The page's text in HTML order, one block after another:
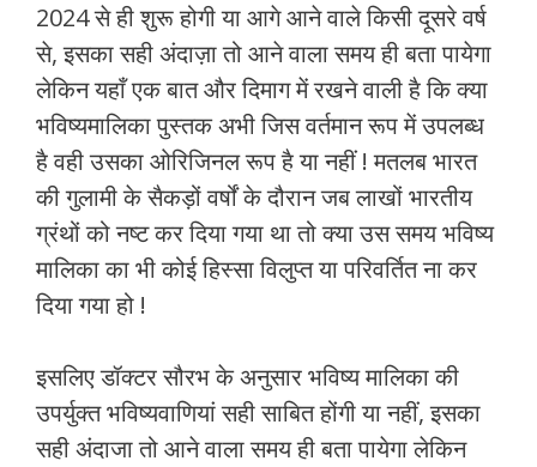
2024 से ही शुरू होगी या आगे आने वाले किसी दूसरे वर्ष
से, इसका सही अंदाज़ा तो आने वाला समय ही बता पायेगा
लेकिन यहाँ एक बात और दिमाग में रखने वाली है कि क्या
भविष्यमालिका पुस्तक अभी जिस वर्तमान रूप में उपलब्ध
है वही उसका ओरिजिनल रूप है या नहीं ! मतलब भारत
की गुलामी के सैकड़ों वर्षों के दौरान जब लाखों भारतीय
ग्रंथों को नष्ट कर दिया गया था तो क्या उस समय भविष्य
मालिका का भी कोई हिस्सा विलुप्त या परिवर्तित ना कर
दिया गया हो !
इसलिए डॉक्टर सौरभ के अनुसार भविष्य मालिका की
उपर्युक्त भविष्यवाणियां सही साबित होंगी या नहीं, इसका
सही अंदाजा तो आने वाला समय ही बता पायेगा लेकिन